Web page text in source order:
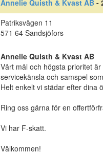
Annelie Quisth & Kvast AB-
Patriksvägen 11
571 64 Sandsjöfors
Annelie Quisth & Kvast AB
Vårt mål och högsta prioritet
servicekänsla och samspel
Helt enkelt vi städar efter dina
Ring oss gärna för en
Vi har F-skatt.
Välkommen!